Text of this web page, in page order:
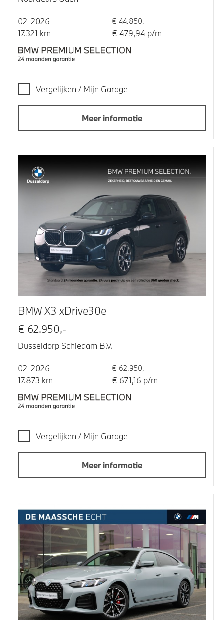
02-2026 € 44.850,-
17.321 km € 479,94 p/m
Vergelijken / Mijn Garage
Meer informatie
BMW X3 xDrive30e
€ 62.950,-
Dusseldorp Schiedam B.V.
02-2026 € 62.950,-
17.873 km € 671,16 p/m
Vergelijken / Mijn Garage
Meer informatie